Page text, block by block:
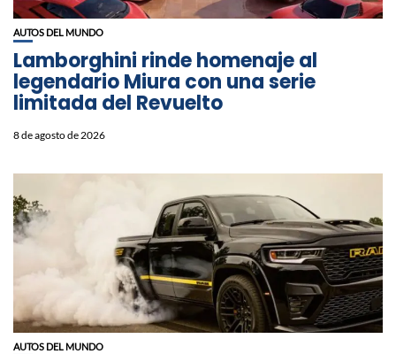
AUTOS DEL MUNDO
Lamborghini rinde homenaje al
legendario Miura con una serie
limitada del Revuelto
8 de agosto de 2026
AUTOS DEL MUNDO